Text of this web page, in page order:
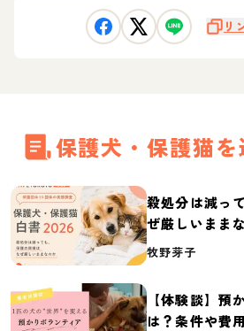
リ
保護犬・保護猫
殺処分は減っ
ぜ厳しいまま
体の実態調査
牧野芽子
【体験談】預
は？条件や費